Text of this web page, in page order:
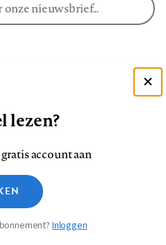
ons
YouTube
ons
Privacy
vragen verdienen
antwoorden
lezen?
account aan
Inloggen